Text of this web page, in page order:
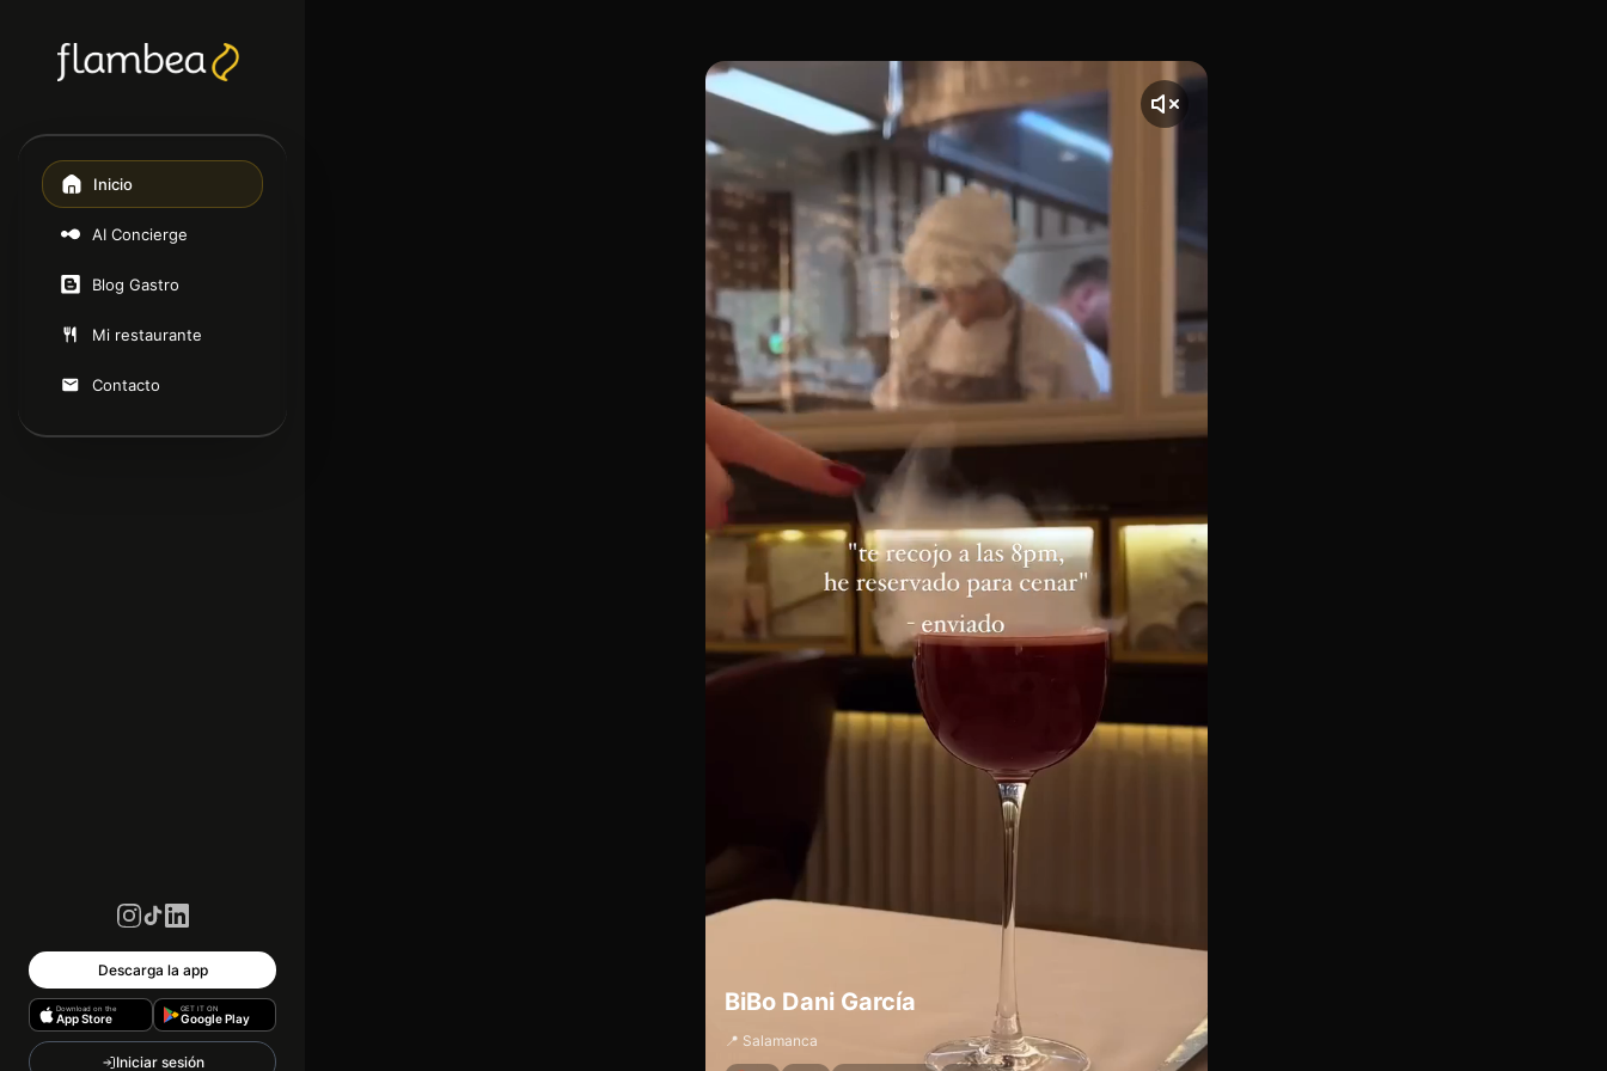
Inicio
AI Concierge
Blog Gastro
Mi restaurante
Contacto
Descarga la app
Download on the
App Store
GET IT ON
Google Play
Iniciar sesión
BiBo Dani García
📍 Salamanca
BiBo Madrid by Dani García, ubicado en Paseo de la Castellana 52, es el restaurante cosmopolita
[00:00 - Escena 1: Introducción y Ambiente] El vídeo comienza con una toma de BiBo Dani